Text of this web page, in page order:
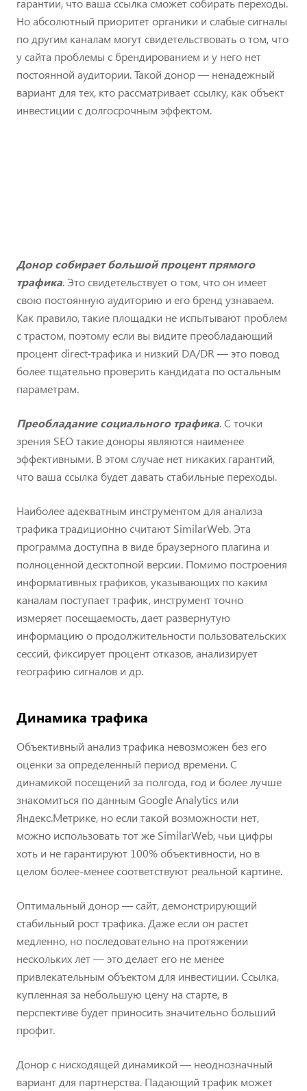
гарантии, что ваша ссылка сможет собирать переходы.
Но абсолютный приоритет органики и слабые сигналы
по другим каналам могут свидетельствовать о том, что
у сайта проблемы с брендированием и у него нет
постоянной аудитории. Такой донор — ненадежный
вариант для тех, кто рассматривает ссылку, как объект
инвестиции с долгосрочным эффектом.
Донор собирает большой процент прямого
трафика. Это свидетельствует о том, что он имеет
свою постоянную аудиторию и его бренд узнаваем.
Как правило, такие площадки не испытывают проблем
с трастом, поэтому если вы видите преобладающий
процент direct-трафика и низкий DA/DR — это повод
более тщательно проверить кандидата по остальным
параметрам.
Преобладание социального трафика. С точки
зрения SEO такие доноры являются наименее
эффективными. В этом случае нет никаких гарантий,
что ваша ссылка будет давать стабильные переходы.
Наиболее адекватным инструментом для анализа
трафика традиционно считают SimilarWeb. Эта
программа доступна в виде браузерного плагина и
полноценной десктопной версии. Помимо построения
информативных графиков, указывающих по каким
каналам поступает трафик, инструмент точно
измеряет посещаемость, дает развернутую
информацию о продолжительности пользовательских
сессий, фиксирует процент отказов, анализирует
географию сигналов и др.
Динамика трафика
Объективный анализ трафика невозможен без его
оценки за определенный период времени. С
динамикой посещений за полгода, год и более лучше
знакомиться по данным Google Analytics или
Яндекс.Метрике, но если такой возможности нет,
можно использовать тот же SimilarWeb, чьи цифры
хоть и не гарантируют 100% объективности, но в
целом более-менее соответствуют реальной картине.
Оптимальный донор — сайт, демонстрирующий
стабильный рост трафика. Даже если он растет
медленно, но последовательно на протяжении
нескольких лет — это делает его не менее
привлекательным объектом для инвестиции. Ссылка,
купленная за небольшую цену на старте, в
перспективе будет приносить значительно больший
профит.
Донор с нисходящей динамикой — неоднозначный
вариант для партнерства. Падающий трафик может